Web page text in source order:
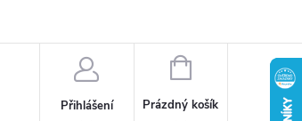
Přihlášení
NÁKUPNÍ
Prázdný košík